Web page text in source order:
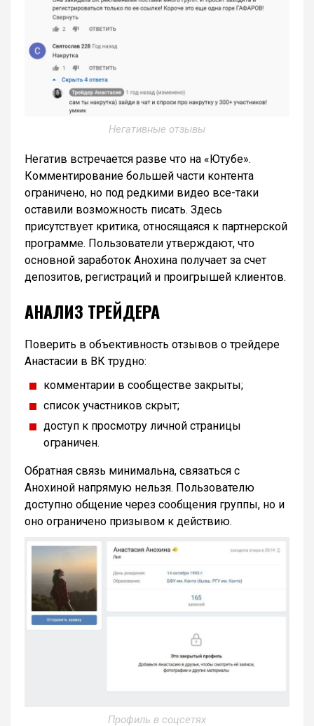
Негативные отзывы
Негатив встречается разве что на «Ютубе».
Комментирование большей части контента
ограничено, но под редкими видео все-таки
оставили возможность писать. Здесь
присутствует критика, относящаяся к партнерской
программе. Пользователи утверждают, что
основной заработок Анохина получает за счет
депозитов, регистраций и проигрышей клиентов.
АНАЛИЗ ТРЕЙДЕРА
Поверить в объективность отзывов о трейдере
Анастасии в ВК трудно:
комментарии в сообществе закрыты;
список участников скрыт;
доступ к просмотру личной страницы
ограничен.
Обратная связь минимальна, связаться с
Анохиной напрямую нельзя. Пользователю
доступно общение через сообщения группы, но и
оно ограничено призывом к действию.
Профиль в соцсетях